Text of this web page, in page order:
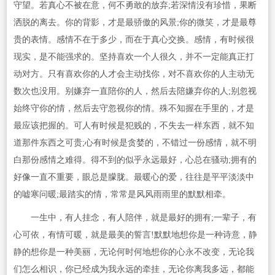
守望。若真心不被在意，何不勇敢的放弃;若深情没有珍惜，果断
洒脱的离去。你的背影，才是最骄傲的风景;你的微笑，才是最尊
贵的表情。感情不在于多少，而在于真心交换。感情，有时候很
现实，是不能强求的。坚持喜欢一个人很久，并不一定能真正打
动对方。只有喜欢你的人才会主动找你，对不喜欢你的人主动无
数次也没用。别嫌弃一直陪你的人，然后去陪嫌弃你的人;别忽视
始终守你的情，然后去守忽视你的情。殊不知握在手里的，才是
最应该把握的。可人有时候是犯贱的，不失去一样东西，就不知
道那件东西之可贵;心有时候是贪婪的，不错过一份感情，就不明
白那份感情之难得。得不到的似乎永远最好，心总在骚动;拥有的
好像一直不重要，眼总是朦胧。最暖心的爱，往往是平平淡淡中
的嘘寒问暖;最踏实的情，常常是风风雨雨里的默默相牵。
一生中，有人挂念，有人陪伴，就是最好的拥有;一辈子，有
心可依，有情可暖，就是最美的誓言!默默地想你是一种诗意，静
静的想你是一种美丽，无论何时何地想你的心永不改变，无论我
们怎么相识，你已经成为我永远的牵挂，无论你离我多远，都能